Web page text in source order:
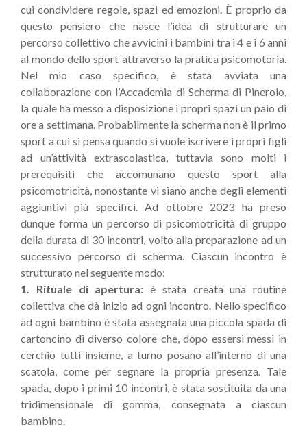
cui condividere regole, spazi ed emozioni. È proprio da
questo pensiero che nasce l’idea di strutturare un
percorso collettivo che avvicini i bambini tra i 4 e i 6 anni
al mondo dello sport attraverso la pratica psicomotoria.
Nel mio caso specifico, è stata avviata una
collaborazione con l’Accademia di Scherma di Pinerolo,
la quale ha messo a disposizione i propri spazi un paio di
ore a settimana. Probabilmente la scherma non è il primo
sport a cui si pensa quando si vuole iscrivere i propri figli
ad un’attività extrascolastica, tuttavia sono molti i
prerequisiti che accomunano questo sport alla
psicomotricità, nonostante vi siano anche degli elementi
aggiuntivi più specifici. Ad ottobre 2023 ha preso
dunque forma un percorso di psicomotricità di gruppo
della durata di 30 incontri, volto alla preparazione ad un
successivo percorso di scherma. Ciascun incontro è
strutturato nel seguente modo:
1. Rituale di apertura: è stata creata una routine
collettiva che dà inizio ad ogni incontro. Nello specifico
ad ogni bambino è stata assegnata una piccola spada di
cartoncino di diverso colore che, dopo essersi messi in
cerchio tutti insieme, a turno posano all’interno di una
scatola, come per segnare la propria presenza. Tale
spada, dopo i primi 10 incontri, è stata sostituita da una
tridimensionale di gomma, consegnata a ciascun
bambino.